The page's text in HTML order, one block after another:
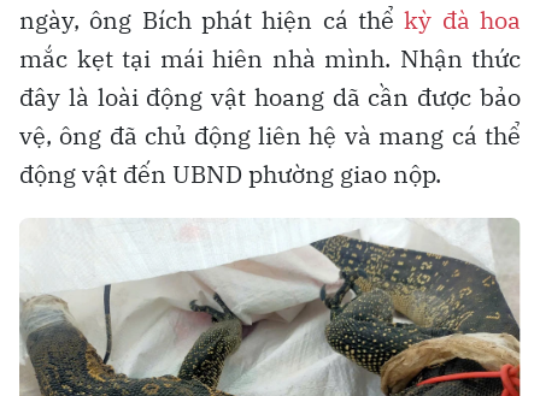
ngày, ông Bích phát hiện cá thểkỳ đà hoa
mắc kẹt tại mái hiên nhà mình. Nhận thức
đây là loài động vật hoang dã cần được bảo
vệ, ông đã chủ động liên hệ và mang cá thể
động vật đến UBND phường giao nộp.